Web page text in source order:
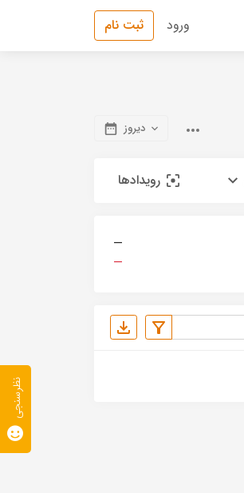
ورود ثبت نام
دیروز
رویدادها
—
—
نظرسنجی